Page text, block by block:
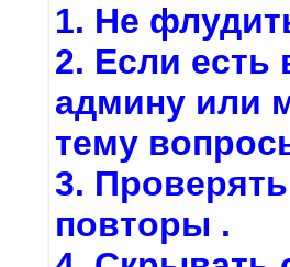
1. Не
2. Если есть
админу или
тему
3.
повторы .